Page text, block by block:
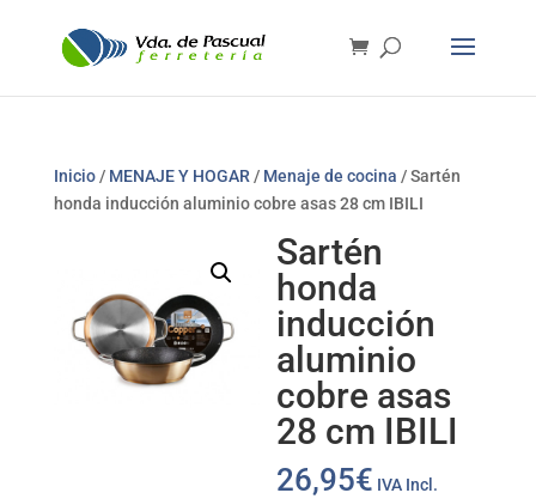
Inicio/ MENAJE Y HOGAR / Menaje de cocina / Sartén
honda inducción aluminio cobre asas 28 cm IBILI
Sartén
honda
inducción
aluminio
cobre asas
28 cm IBILI
26,95€ IVA Incl.